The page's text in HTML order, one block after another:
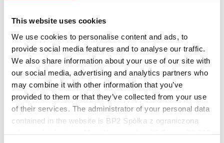
This website uses cookies
We use cookies to personalise content and ads, to
provide social media features and to analyse our traffic.
We also share information about your use of our site with
our social media, advertising and analytics partners who
may combine it with other information that you’ve
provided to them or that they’ve collected from your use
of their services. The administrator of your personal data
contained in the website is BP2 Spółka z ograniczoną
Distributoři
Soubory ke stažení
Marketingová nabídka
Program BP2 50:50
Optimalizovat střechu